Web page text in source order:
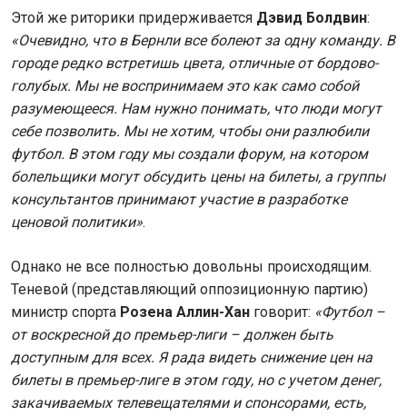
Этой же риторики придерживается Дэвид Болдвин:
«Очевидно, что в Бернли все болеют за одну команду. В
городе редко встретишь цвета, отличные от бордово-
голубых. Мы не воспринимаем это как само собой
разумеющееся. Нам нужно понимать, что люди могут
себе позволить. Мы не хотим, чтобы они разлюбили
футбол. В этом году мы создали форум, на котором
болельщики могут обсудить цены на билеты, а группы
консультантов принимают участие в разработке
ценовой политики».
Однако не все полностью довольны происходящим.
Теневой (представляющий оппозиционную партию)
министр спорта Розена Аллин-Хан говорит: «Футбол –
от воскресной до премьер-лиги – должен быть
доступным для всех. Я рада видеть снижение цен на
билеты в премьер-лиге в этом году, но с учетом денег,
закачиваемых телевещателями и спонсорами, есть,